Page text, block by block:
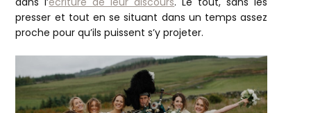
presser et tout en se situant dans un temps assez
proche pour qu’ils puissent s’y projeter.